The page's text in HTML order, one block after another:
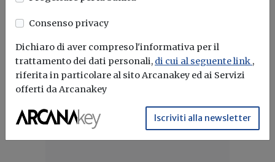
Consenso privacy
Dichiaro di aver compreso l'informativa per il
trattamento dei dati personali, di cui al seguente link ,
riferita in particolare al sito Arcanakey ed ai Servizi
offerti da Arcanakey
Iscriviti alla newsletter